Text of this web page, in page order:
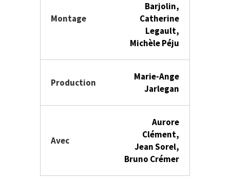
Montage
Barjolin,
Catherine
Legault,
Michèle Péju
Production
Marie-Ange
Jarlegan
Avec
Aurore
Clément,
Jean Sorel,
Bruno Crémer